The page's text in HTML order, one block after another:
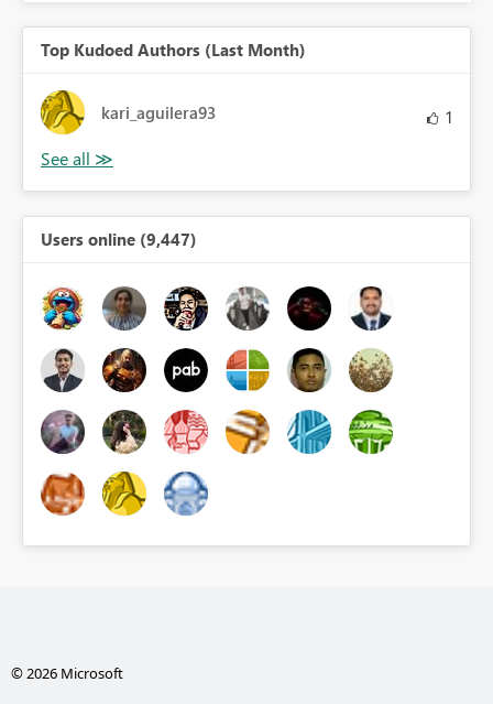
Top Kudoed Authors (Last Month)
kari_aguilera93 1
Users online (9,447)
© 2026 Microsoft